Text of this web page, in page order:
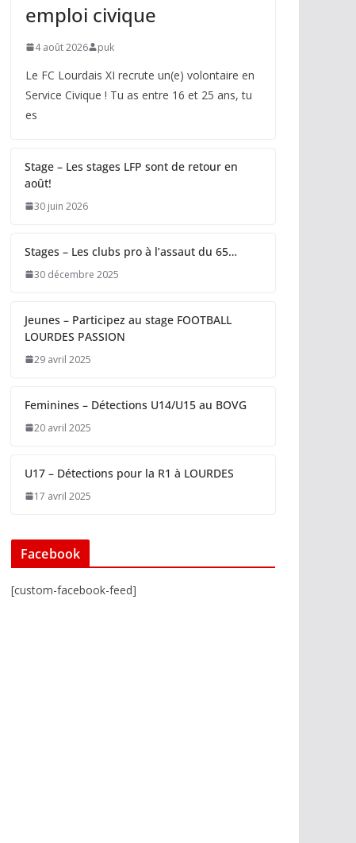
emploi civique
4 août 2026 puk
Le FC Lourdais XI recrute un(e) volontaire en
Service Civique ! Tu as entre 16 et 25 ans, tu
es
Stage – Les stages LFP sont de retour en
août!
30 juin 2026
Stages – Les clubs pro à l’assaut du 65…
30 décembre 2025
Jeunes – Participez au stage FOOTBALL
LOURDES PASSION
29 avril 2025
Feminines – Détections U14/U15 au BOVG
20 avril 2025
U17 – Détections pour la R1 à LOURDES
17 avril 2025
Facebook
[custom-facebook-feed]